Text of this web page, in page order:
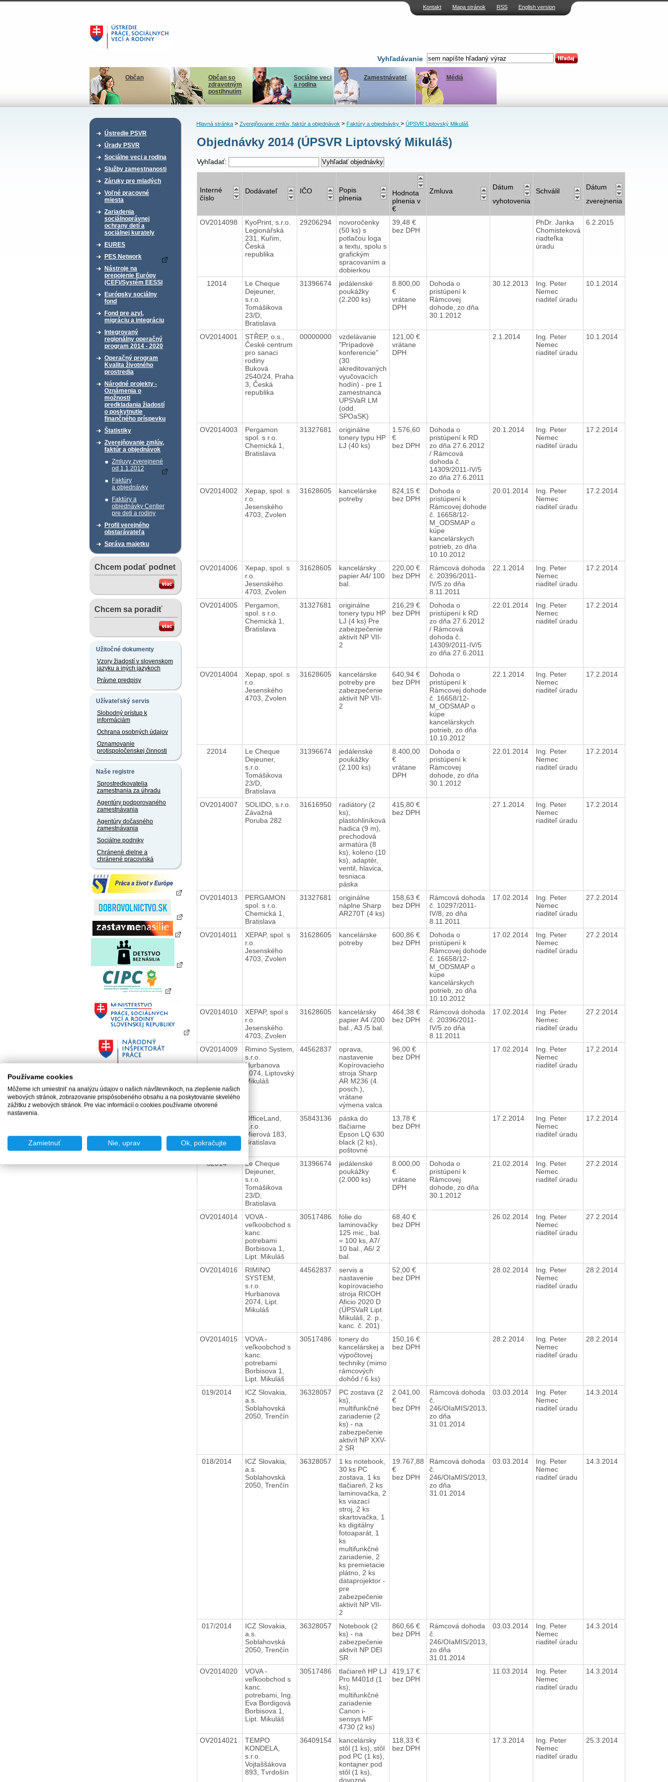
Kontakt Mapa stránok RSS English version
Vyhľadávanie
Občan
Občan so
zdravotným
postihnutím
Sociálne veci
a rodina
Zamestnávateľ Médiá
Ústredie PSVR
Úrady PSVR
Sociálne veci a rodina
Služby zamestnanosti
Záruky pre mladých
Voľné pracovné
miesta
Zariadenia
sociálnoprávnej
ochrany detí a
sociálnej kurately
EURES
PES Network
Nástroje na
prepojenie Európy
(CEF)/Systém EESSI
Európsky sociálny
fond
Fond pre azyl,
migráciu a integráciu
Integrovaný
regionálny operačný
program 2014 - 2020
Operačný program
Kvalita životného
prostredia
Národné projekty -
Oznámenia o
možnosti
predkladania žiadostí
o poskytnutie
finančného príspevku
Štatistiky
Zverejňovanie zmlúv,
faktúr a objednávok
Zmluvy zverejnené
od 1.1.2012
Faktúry
a objednávky
Faktúry a
objednávky Centier
pre deti a rodiny
Profil verejného
obstarávateľa
Správa majetku
Chcem podať podnet
Chcem sa poradiť
Užitočné dokumenty
Vzory žiadostí v slovenskom
jazyku a iných jazykoch
Právne predpisy
Užívateľský servis
Slobodný prístup k
informáciám
Ochrana osobných údajov
Oznamovanie
protispoločenskej činnosti
Naše registre
Sprostredkovatelia
zamestnania za úhradu
Agentúry podporovaného
zamestnávania
Agentúry dočasného
zamestnávania
Sociálne podniky
Chránené dielne a
chránené pracoviská
Hlavná stránka> Zverejňovanie zmlúv, faktúr a objednávok> Faktúry a objednávky > ÚPSVR Liptovský Mikuláš
Objednávky 2014 (ÚPSVR Liptovský Mikuláš)
Vyhľadať:
Interné
číslo
Dodávateľ IČO
Popis
plnenia
Hodnota
plnenia v
€
Zmluva
Dátum
vyhotovenia
Schválil
Dátum
zverejnenia
OV2014098
KyoPrint, s.r.o.
Legionářská
231, Kuřim,
Česká
republika
29206294
novoročenky
(50 ks) s
potlačou loga
a textu, spolu s
grafickým
spracovaním a
dobierkou
39,48 €
bez DPH
PhDr. Janka
Chomisteková
riadteľka
úradu
6.2.2015
12014
Le Cheque
Dejeuner,
s.r.o.
Tomášikova
23/D,
Bratislava
31396674
jedálenské
poukážky
(2.200 ks)
8.800,00
€
vrátane
DPH
Dohoda o
pristúpení k
Rámcovej
dohode, zo dňa
30.1.2012
30.12.2013
Ing. Peter
Nemec
riaditeľ úradu
10.1.2014
OV2014001
STŘEP, o.s.,
České centrum
pro sanaci
rodiny
Buková
2540/24, Praha
3, Česká
republika
00000000
vzdelávanie
"Prípadové
konferencie"
(30
akreditovaných
vyučovacích
hodín) - pre 1
zamestnanca
UPSVaR LM
(odd.
SPOaSK)
121,00 €
vrátane
DPH
2.1.2014
Ing. Peter
Nemec
riaditeľ úradu
10.1.2014
OV2014003
Pergamon
spol. s r.o.
Chemická 1,
Bratislava
31327681
originálne
tonery typu HP
LJ (40 ks)
1.576,60
€
bez DPH
Dohoda o
pristúpení k RD
zo dňa 27.6.2012
/ Rámcová
dohoda č.
14309/2011-IV/5
zo dňa 27.6.2011
20.1.2014
Ing. Peter
Nemec
riaditeľ úradu
17.2.2014
OV2014002
Xepap, spol. s
r.o.
Jesenského
4703, Zvolen
31628605
kancelárske
potreby
824,15 €
bez DPH
Dohoda o
pristúpení k
Rámcovej dohode
č. 16658/12-
M_ODSMAP o
kúpe
kancelárskych
potrieb, zo dňa
10.10.2012
20.01.2014
Ing. Peter
Nemec
riaditeľ úradu
17.2.2014
OV2014006
Xepap, spol. s
r.o.
Jesenského
4703, Zvolen
31628605
kancelársky
papier A4/ 100
bal.
220,00 €
bez DPH
Rámcová dohoda
č. 20396/2011-
IV/5 zo dňa
8.11.2011
22.1.2014
Ing. Peter
Nemec
riaditeľ úradu
17.2.2014
OV2014005
Pergamon,
spol. s r.o.
Chemická 1,
Bratislava
31327681
originálne
tonery typu HP
LJ (4 ks) Pre
zabezpečenie
aktivít NP VII-
2
216,29 €
bez DPH
Dohoda o
pristúpení k RD
zo dňa 27.6.2012
/ Rámcová
dohoda č.
14309/2011-IV/5
zo dňa 27.6.2011
22.01.2014
Ing. Peter
Nemec
riaditeľ úradu
17.2.2014
OV2014004
Xepap, spol. s
r.o.
Jesenského
4703, Zvolen
31628605
kancelárske
potreby pre
zabezpečenie
aktivít NP VII-
2
640,94 €
bez DPH
Dohoda o
pristúpení k
Rámcovej dohode
č. 16658/12-
M_ODSMAP o
kúpe
kancelárskych
potrieb, zo dňa
10.10.2012
22.1.2014
Ing. Peter
Nemec
riaditeľ úradu
17.2.2014
22014
Le Cheque
Dejeuner,
s.r.o.
Tomášikova
23/D,
Bratislava
31396674
jedálenské
poukážky
(2.100 ks)
8.400,00
€
vrátane
DPH
Dohoda o
pristúpení k
Rámcovej
dohode, zo dňa
30.1.2012
22.01.2014
Ing. Peter
Nemec
riaditeľ úradu
17.2.2014
OV2014007
SOLIDO, s.r.o.
Závažná
Poruba 282
31616950
radiátory (2
ks),
plastohliníková
hadica (9 m),
prechodová
armatúra (8
ks), koleno (10
ks), adaptér,
ventil, hlavica,
tesniaca
páska
415,80 €
bez DPH
27.1.2014
Ing. Peter
Nemec
riaditeľ úradu
17.2.2014
OV2014013
PERGAMON
spol. s r.o.
Chemická 1,
Bratislava
31327681
originálne
náplne Sharp
AR270T (4 ks)
158,63 €
bez DPH
Rámcová dohoda
č. 10297/2011-
IV/8, zo dňa
8.11.2011
17.02.2014
Ing. Peter
Nemec
riaditeľ úradu
27.2.2014
OV2014011
XEPAP, spol. s
r.o.
Jesenského
4703, Zvolen
31628605
kancelárske
potreby
600,86 €
bez DPH
Dohoda o
pristúpení k
Rámcovej dohode
č. 16658/12-
M_ODSMAP o
kúpe
kancelárskych
potrieb, zo dňa
10.10.2012
17.02.2014
Ing. Peter
Nemec
riaditeľ úradu
27.2.2014
OV2014010
XEPAP, spol.s
r.o.
Jesenského
4703, Zvolen
31628605
kancelársky
papier A4 /200
bal., A3 /5 bal.
464,38 €
bez DPH
Rámcová dohoda
č. 20396/2011-
IV/5 zo dňa
8.11.2011
17.02.2014
Ing. Peter
Nemec
riaditeľ úradu
27.2.2014
OV2014009
Rimino System,
s.r.o.
Hurbanova
2074, Liptovský
Mikuláš
44562837
oprava,
nastavenie
Kopírovacieho
stroja Sharp
AR M236 (4.
posch.),
vrátane
výmena valca
96,00 €
bez DPH
17.02.2014
Ing. Peter
Nemec
riaditeľ úradu
17.2.2014
OfficeLand,
s.r.o.
Mierová 183,
Bratislava
35843136
páska do
tlačiarne
Epson LQ 630
black (2 ks),
poštovné
13,78 €
bez DPH
17.2.2014
Ing. Peter
Nemec
riaditeľ úradu
17.2.2014
32014
Le Cheque
Dejeuner,
s.r.o.
Tomášikova
23/D,
Bratislava
31396674
jedálenské
poukážky
(2.000 ks)
8.000,00
€
vrátane
DPH
Dohoda o
pristúpení k
Rámcovej
dohode, zo dňa
30.1.2012
21.02.2014
Ing. Peter
Nemec
riaditeľ úradu
27.2.2014
OV2014014
VOVA -
veľkoobchod s
kanc.
potrebami
Borbisova 1,
Lipt. Mikuláš
30517486
fólie do
laminovačky
125 mic., bal.
= 100 ks, A7/
10 bal., A6/ 2
bal.
68,40 €
bez DPH
26.02.2014
Ing. Peter
Nemec
riaditeľ úradu
27.2.2014
OV2014016
RIMINO
SYSTEM,
s.r.o.
Hurbanova
2074, Lipt.
Mikuláš
44562837
servis a
nastavenie
kopírovacieho
stroja RICOH
Aficio 2020 D
(ÚPSVaR Lipt.
Mikuláš, 2. p.,
kanc. č. 201)
52,00 €
bez DPH
28.02.2014
Ing. Peter
Nemec
riaditeľ úradu
28.2.2014
OV2014015
VOVA -
veľkoobchod s
kanc.
potrebami
Borbisova 1,
Lipt. Mikuláš
30517486
tonery do
kancelárskej a
výpočtovej
techniky (mimo
rámcových
dohôd / 6 ks)
150,16 €
bez DPH
28.2.2014
Ing. Peter
Nemec
riaditeľ úradu
28.2.2014
019/2014
ICZ Slovakia,
a.s.
Soblahovská
2050, Trenčín
36328057
PC zostava (2
ks),
multifunkčné
zariadenie (2
ks) - na
zabezpečenie
aktivít NP XXV-
2 SR
2.041,00
€
bez DPH
Rámcová dohoda
č.
246/OIaMIS/2013,
zo dňa
31.01.2014
03.03.2014
Ing. Peter
Nemec
riaditeľ úradu
14.3.2014
018/2014
ICZ Slovakia,
a.s.
Soblahovská
2050, Trenčín
36328057
1 ks notebook,
30 ks PC
zostava, 1 ks
tlačiareň, 2 ks
laminovačka, 2
ks viazací
stroj, 2 ks
skartovačka, 1
ks digitálny
fotoaparát, 1
ks
multifunkčné
zariadenie, 2
ks premietacie
plátno, 2 ks
dataprojektor -
pre
zabezpečenie
aktivít NP VII-
2
19.767,88
€
bez DPH
Rámcová dohoda
č.
246/OIaMIS/2013,
zo dňa
31.01.2014
03.03.2014
Ing. Peter
Nemec
riaditeľ úradu
14.3.2014
017/2014
ICZ Slovakia,
a.s.
Soblahovská
2050, Trenčín
36328057
Notebook (2
ks) - na
zabezpečenie
aktivít NP DEI
SR
860,66 €
bez DPH
Rámcová dohoda
č.
246/OIaMIS/2013,
zo dňa
31.01.2014
03.03.2014
Ing. Peter
Nemec
riaditeľ úradu
14.3.2014
OV2014020
VOVA -
veľkoobchod s
kanc.
potrebami, Ing.
Eva Bordigová
Borbisova 1,
Lipt. Mikuláš
30517486
tlačiareň HP LJ
Pro M401d (1
ks),
multifunkčné
zariadenie
Canon i-
sensys MF
4730 (2 ks)
419,17 €
bez DPH
11.03.2014
Ing. Peter
Nemec
riaditeľ úradu
14.3.2014
OV2014021
TEMPO
KONDELA,
s.r.o.
Vojtaššákova
893, Tvrdošín
36409154
kancelársky
stôl (1 ks), stôl
pod PC (1 ks),
kontajner pod
stôl (1 ks),
dovozné
118,33 €
bez DPH
17.3.2014
Ing. Peter
Nemec
riaditeľ úradu
25.3.2014
Používame cookies
Môžeme ich umiestniť na analýzu údajov o našich návštevníkoch, na zlepšenie našich
webových stránok, zobrazovanie prispôsobeného obsahu a na poskytovanie skvelého
zážitku z webových stránok. Pre viac informácií o cookies používame otvorené
nastavenia.
Zamietnuť Nie, uprav Ok, pokračujte